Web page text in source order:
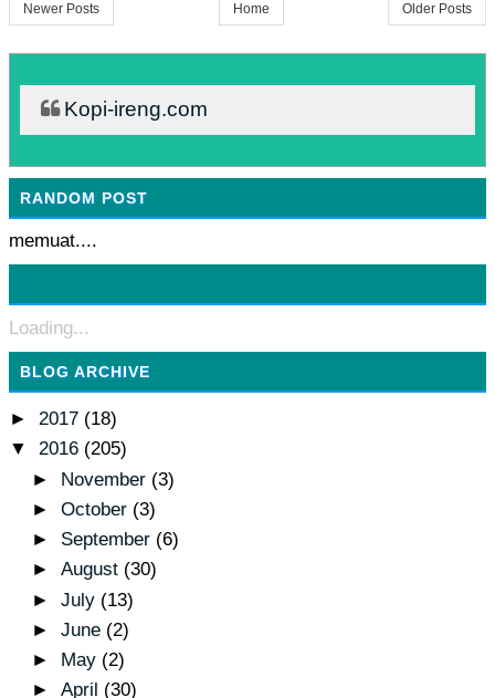
Newer Posts Older Posts
Home
Kopi-ireng.com
RANDOM POST
memuat....
Loading...
BLOG ARCHIVE
► 2017 (18)
▼ 2016 (205)
► November (3)
►October (3)
► September (6)
►August (30)
►July (13)
►June (2)
► May (2)
►April (30)